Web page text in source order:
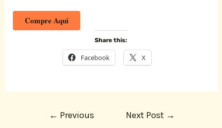
Compre Aqui
Share this:
Facebook X
← Previous
Next Post →